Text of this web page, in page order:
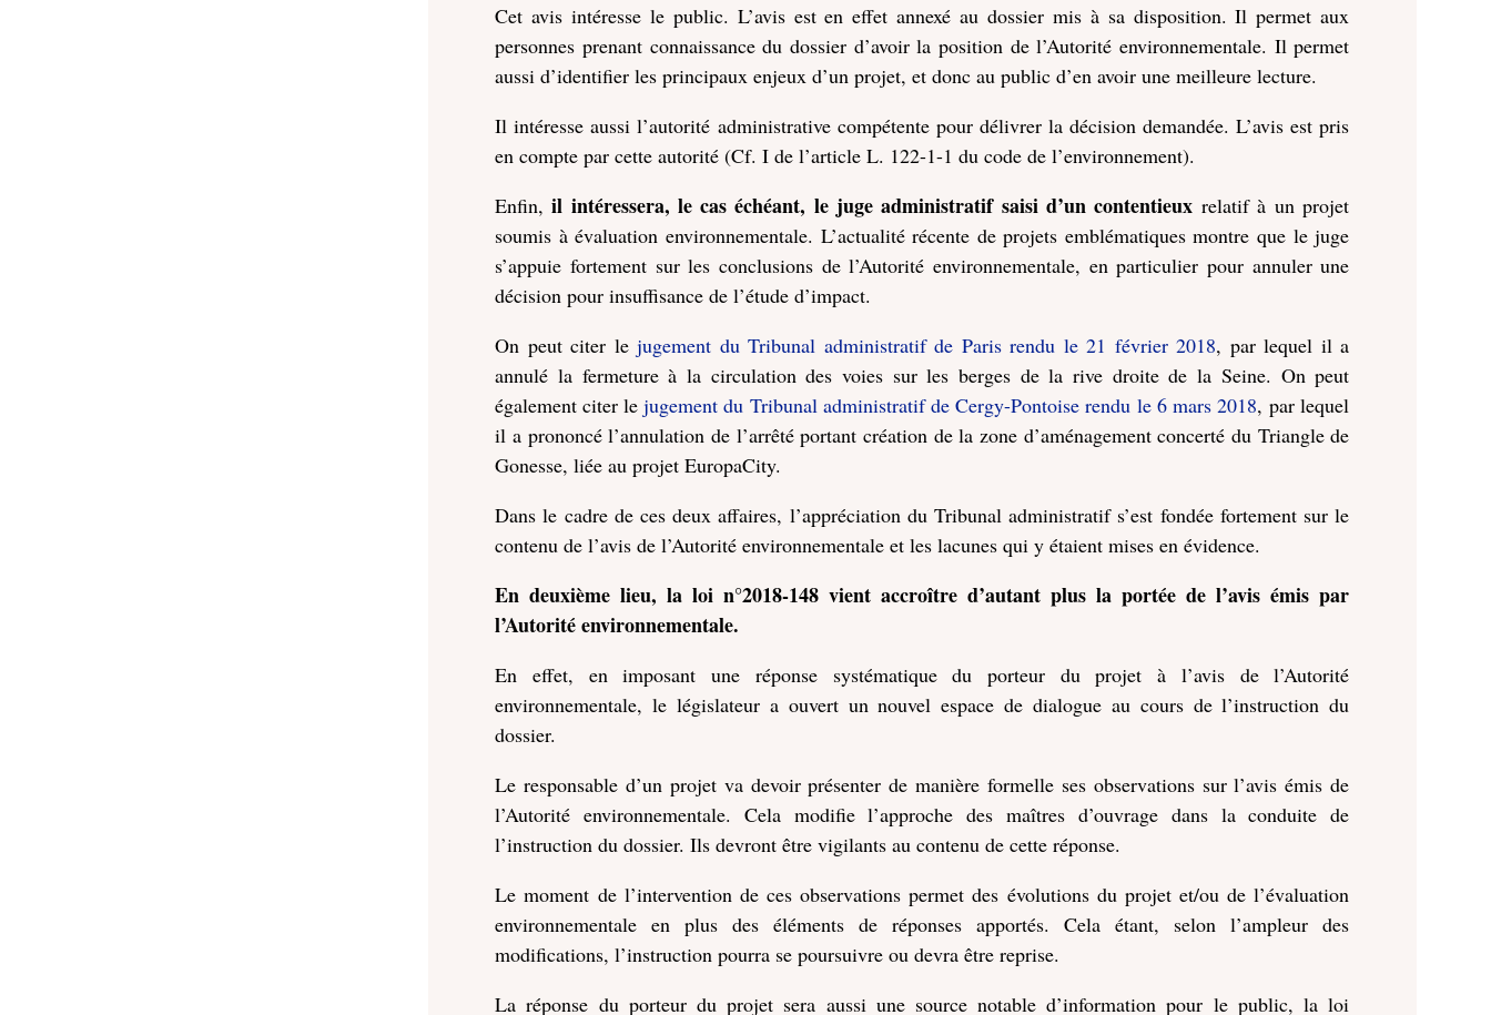
Cet avis intéresse le public. L’avis est en effet annexé au dossier mis à sa disposition. Il permet aux
personnes prenant connaissance du dossier d’avoir la position de l’Autorité environnementale. Il permet
aussi d’identifier les principaux enjeux d’un projet, et donc au public d’en avoir une meilleure lecture.
Il intéresse aussi l’autorité administrative compétente pour délivrer la décision demandée. L’avis est pris
en compte par cette autorité (Cf. I de l’article L. 122-1-1 du code de l’environnement).
Enfin,il intéressera, le cas échéant, le juge administratif saisi d’un contentieux relatif à un projet
soumis à évaluation environnementale. L’actualité récente de projets emblématiques montre que le juge
s’appuie fortement sur les conclusions de l’Autorité environnementale, en particulier pour annuler une
décision pour insuffisance de l’étude d’impact.
On peut citer lejugement du Tribunal administratif de Paris rendu le 21 février 2018, par lequel il a
annulé la fermeture à la circulation des voies sur les berges de la rive droite de la Seine. On peut
également citer lejugement du Tribunal administratif de Cergy-Pontoise rendu le 6 mars 2018, par lequel
il a prononcé l’annulation de l’arrêté portant création de la zone d’aménagement concerté du Triangle de
Gonesse, liée au projet EuropaCity.
Dans le cadre de ces deux affaires, l’appréciation du Tribunal administratif s’est fondée fortement sur le
contenu de l’avis de l’Autorité environnementale et les lacunes qui y étaient mises en évidence.
En deuxième lieu, la loi n°2018-148 vient accroître d’autant plus la portée de l’avis émis par
l’Autorité environnementale.
En effet, en imposant une réponse systématique du porteur du projet à l’avis de l’Autorité
environnementale, le législateur a ouvert un nouvel espace de dialogue au cours de l’instruction du
dossier.
Le responsable d’un projet va devoir présenter de manière formelle ses observations sur l’avis émis de
l’Autorité environnementale. Cela modifie l’approche des maîtres d’ouvrage dans la conduite de
l’instruction du dossier. Ils devront être vigilants au contenu de cette réponse.
Le moment de l’intervention de ces observations permet des évolutions du projet et/ou de l’évaluation
environnementale en plus des éléments de réponses apportés. Cela étant, selon l’ampleur des
modifications, l’instruction pourra se poursuivre ou devra être reprise.
La réponse du porteur du projet sera aussi une source notable d’information pour le public, la loi